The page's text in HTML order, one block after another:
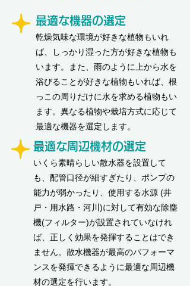
最適な機器の選定
乾燥気味な環境が好きな植物もいれ
ば、しっかり湿った方が好きな植物も
います。また、雨のように上から水を
浴びることが好きな植物もいれば、根
っこの周りだけに水を求める植物もい
ます。異なる植物や栽培方式に応じて
最適な機器を選定します。
最適な周辺機材の選定
いくら素晴らしい散水器を設置して
も、配管口径が細すぎたり、ポンプの
能力が弱かったり、使用する水源 (井
戸・用水路・河川)に対して有効な除塵
機(フィルター)が設置されていなけれ
ば、正しく効果を発揮することはでき
ません。散水機器が最高のパフォーマ
ンスを発揮できるように最適な周辺機
材の選定を行います。